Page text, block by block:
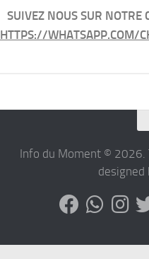
SUIVEZ NOUS SUR NOTRE
HTTPS://WHATSAPP.COM/
Info du Moment © 2026.
designed